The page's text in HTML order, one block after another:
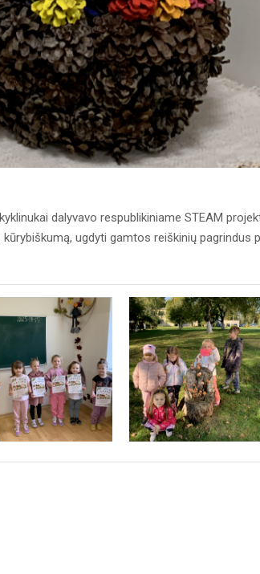
dalyvavo respublikiniame STEAM
ugdyti gamtos reiškinių pagrindus